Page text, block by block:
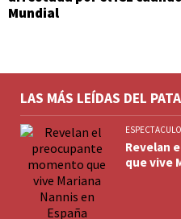
Mundial
LAS MÁS LEÍDAS DEL
Revelan
que vive